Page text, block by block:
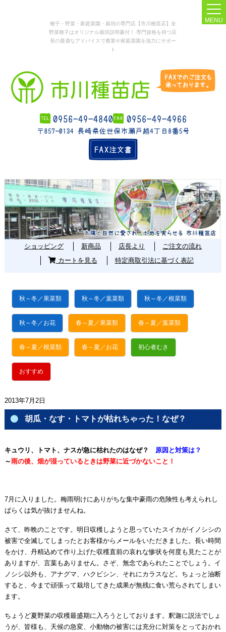
種子・野菜・家庭菜園・栽培の専門店【市川種苗店】全
野菜種子はオリジナル栽培説明書付！ 専門資格を持つ店
長の最適なアドバイスで農業や家庭菜園を強力にサポー
ト
MENU
ショッピング 新商品 店長より
ご注文の流れ
カートを見る
特定商取引法に基づく表記
秋～冬／果菜類 秋～冬／葉菜類 秋～冬／根菜類
秋～冬／お花 春～夏／果菜類 春～夏／葉菜類
春～夏／根菜類 春～夏／お花 初心者むき
おすすめ
2013年7月2日
胡瓜・なす・トマトが枯れちゃった！なぜ？
キュウリ、トマト、ナスが急に枯れたのはなぜ？ 原因と対策は？
～雨の後、畑が湿っているときは野菜に近づかないこと！
7月に入りました。梅雨明けにありがちな集中豪雨の危険性も考えられし
ばらくは気が抜けませんね。
さて、昨晩のことです。明日収穫しようと思っていたスイカがイノシシの
被害で全滅してしまったとお客様からメールをいただきました。長い時間
をかけ、丹精込めて作り上げた収穫直前の哀れな惨状を何度も見たことが
ありますが、言葉もありません。さぞ、無念であられたことでしょう。イ
ノシシ以外も、アナグマ、ハクビシン、それにカラスなど。ちょっと油断
すると、今まで頑張って栽培してきた成果が無残に食い荒らされてしまい
ます。
ちょうど夏野菜の収穫最盛期に入ろうとしております。釈迦に説法でしょ
うが、皆様も、天候の急変、小動物の被害には充分に対策をとっておかれ